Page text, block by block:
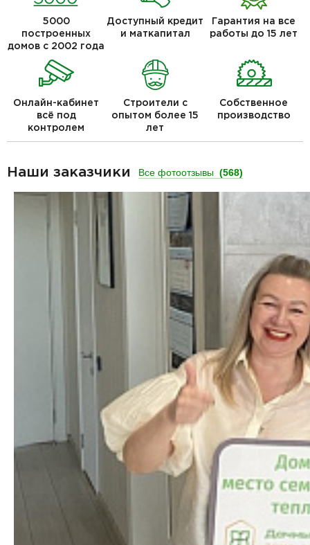
5000
построенных
домов с 2002 года
Доступный кредит
и маткапитал
Гарантия на все
работы до 15 лет
Онлайн-кабинет
всё под
контролем
Строители с
опытом более 15
лет
Собственное
производство
Наши заказчики Все фотоотзывы (568)